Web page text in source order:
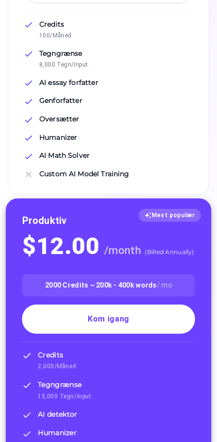
Credits
100/Måned
Tegngrænse
8,000 Tegn/Input
AI essay forfatter
Genforfatter
Oversætter
Humanizer
AI Math Solver
Custom AI Model Training
Mest populær
Produktiv
$12.00 /month (Billed Annually)
2000 Credits ~ 200k - 400kwords/ mo
Kom igang
Credits
2,000/Måned
Tegngrænse
15,000 Tegn/Input
AI detektor
Humanizer